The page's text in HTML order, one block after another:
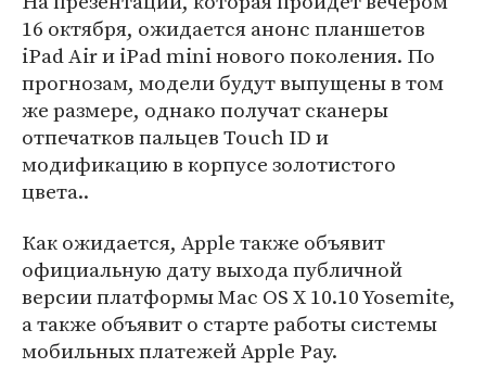
16 октября, ожидается анонс планшетов
iPad Air и iPad mini нового поколения. По
прогнозам, модели будут выпущены в том
же размере, однако получат сканеры
отпечатков пальцев Touch ID и
модификацию в корпусе золотистого
цвета..
Как ожидается, Apple также объявит
официальную дату выхода публичной
версии платформы Mac OS X 10.10 Yosemite,
а также объявит о старте работы системы
мобильных платежей Apple Pay.